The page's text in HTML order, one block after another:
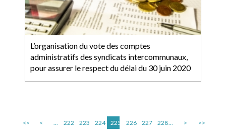
L’organisation du vote des comptes
administratifs des syndicats intercommunaux,
pour assurer le respect du délai du 30 juin 2020
<< < ... 222 223 224 225 226 227 228... > >>